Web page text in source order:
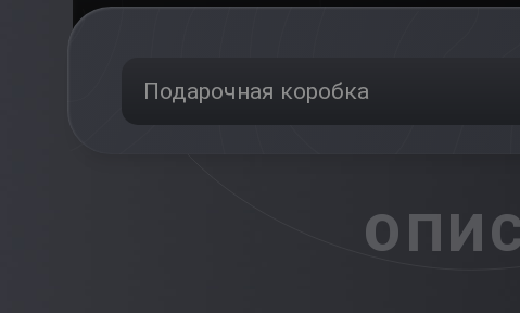
Подарочная коробка